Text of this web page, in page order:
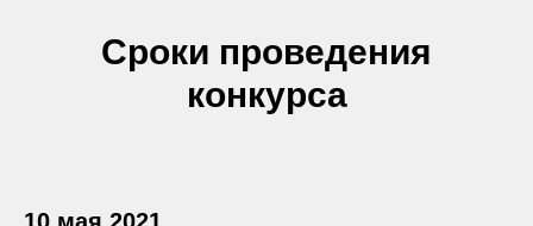
Сроки проведения
конкурса